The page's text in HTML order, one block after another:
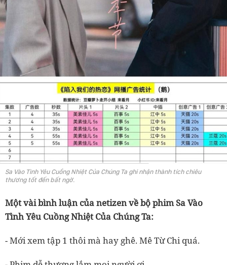
Sa Vào Tình Yêu Cuồng Nhiệt Của Chúng Ta ghi nhận thành tích chiêu
thương tốt đến bất ngờ.
Một vài bình luận của netizen về bộ phim Sa Vào
Tình Yêu Cuồng Nhiệt Của Chúng Ta:
- Mới xem tập 1 thôi mà hay ghê. Mê Từ Chi quá.